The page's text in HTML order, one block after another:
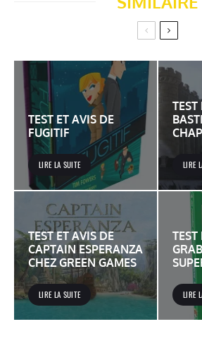
TEST ET AVIS DE
FUGITIF
LIRE LA SUITE
TEST
LIRE
TEST ET AVIS DE
CAPTAIN ESPERANZA
CHEZ GREEN GAMES
LIRE LA SUITE
TEST
LIRE